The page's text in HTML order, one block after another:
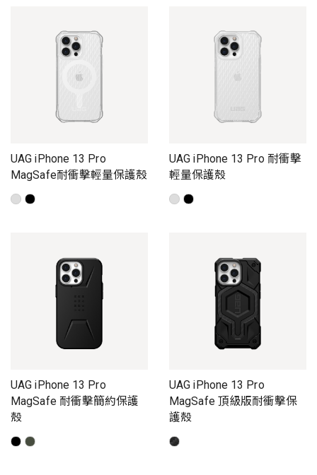
UAG iPhone 13 Pro
MagSafe耐衝擊輕量保護殼
UAG iPhone 13 Pro 耐衝擊
輕量保護殼
UAG iPhone 13 Pro
MagSafe 耐衝擊簡約保護
殼
UAG iPhone 13 Pro
MagSafe 頂級版耐衝擊保
護殼